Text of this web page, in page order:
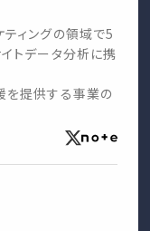
ィングの領域で5
トデータ分析に携
を提供する事業の